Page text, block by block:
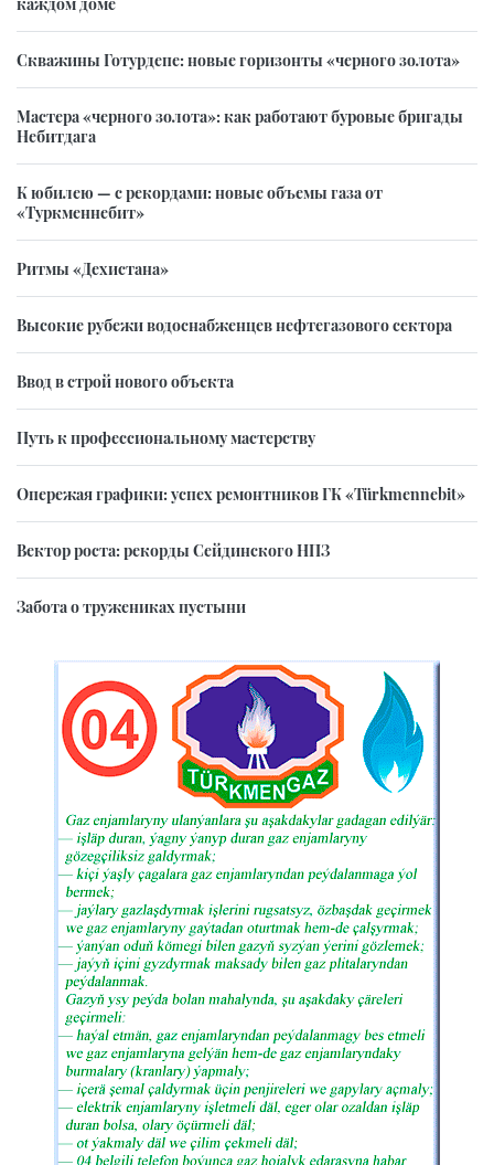
Скважины Готурдепе: новые горизонты «черного золота»
Мастера «черного золота»: как работают буровые бригады
Небитдага
К юбилею — с рекордами: новые объемы газа от
«Туркменнебит»
Ритмы «Дехистана»
Высокие рубежи водоснабженцев нефтегазового сектора
Ввод в строй нового объекта
Путь к профессиональному мастерству
Опережая графики: успех ремонтников ГК «Türkmennebit»
Вектор роста: рекорды Сейдинского НПЗ
Забота о тружениках пустыни